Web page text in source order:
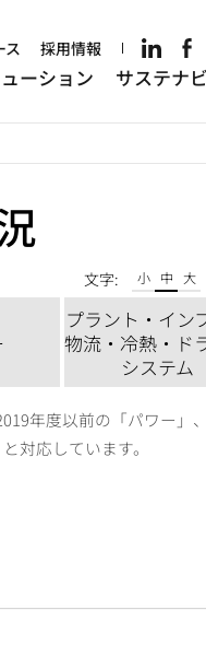
ス 採用情報
ーション サステナ
文字: 小 中 大
プラント・イン
物流・冷熱・ド
システム
年度以前の「パワー」
対応しています。